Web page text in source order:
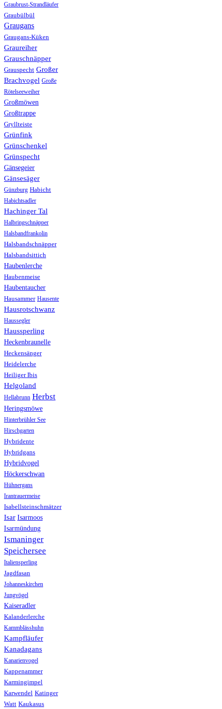
Graubrust-Strandläufer
Graubülbül
Graugans
Graugans-Küken
Graureiher
Grauschnäpper
Grauspecht Großer
Brachvogel Große
Rötelseeweiher
Großmöwen
Großtrappe
Gryllteiste
Grünfink
Grünschenkel
Grünspecht
Gänsegeier
Gänsesäger
Günzburg Habicht
Habichtsadler
Hachinger Tal
Halbringschnäpper
Halsbandfrankolin
Halsbandschnäpper
Halsbandsittich
Haubenlerche
Haubenmeise
Haubentaucher
Hausammer Hausente
Hausrotschwanz
Haussegler
Haussperling
Heckenbraunelle
Heckensänger
Heidelerche
Heiliger Ibis
Helgoland
Hellabrunn Herbst
Heringsmöwe
Hinterbrühler See
Hirschgarten
Hybridente
Hybridgans
Hybridvogel
Höckerschwan
Hühnergans
Irantrauermeise
Isabellsteinschmätzer
Isar Isarmoos
Isarmündung
Ismaninger
Speichersee
Italiensperling
Jagdfasan
Johanneskirchen
Jungvögel
Kaiseradler
Kalanderlerche
Kammblässhuhn
Kampfläufer
Kanadagans
Kanarienvogel
Kappenammer
Karmingimpel
Karwendel Katinger
Watt Kaukasus